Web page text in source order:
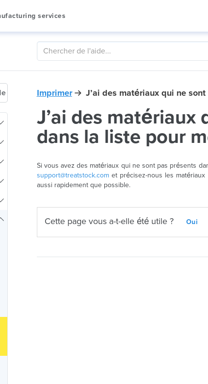
services
Imprimer J’ai des matériaux qui ne
J’ai des matériaux
dans la liste pour
Si vous avez des matériaux qui ne sont pas présents
support@treatstock.comet précisez-nous les
aussi rapidement que possible.
Cette page vous a-t-elle été utile ? Oui